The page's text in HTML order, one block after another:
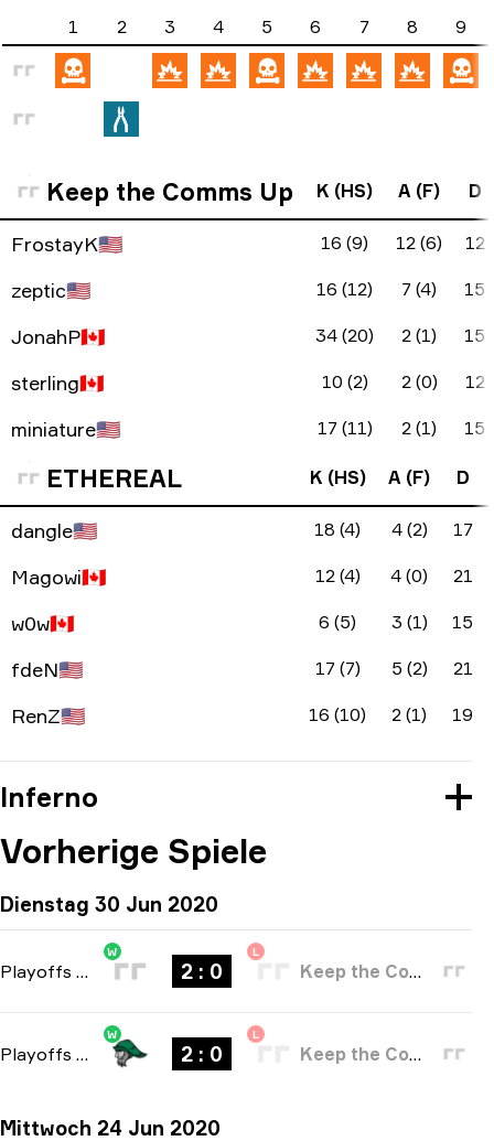
1 2 3 4 5 6 7 8 9
Keep the Comms Up K (HS) A (F) D
FrostayK🇺🇸 16 (9) 12 (6) 12
zeptic🇺🇸 16 (12) 7 (4) 15
JonahP🇨🇦 34 (20) 2 (1) 15
sterling🇨🇦 10 (2) 2 (0) 12
miniature🇺🇸 17 (11) 2 (1) 15
ETHEREAL K (HS) A (F) D
dangle🇺🇸 18 (4) 4 (2) 17
Magowi🇨🇦 12 (4) 4 (0) 21
w0w🇨🇦 6 (5) 3 (1) 15
fdeN🇺🇸 17 (7) 5 (2) 21
RenZ🇺🇸 16 (10) 2 (1) 19
Inferno
Vorherige Spiele
Dienstag 30 Jun 2020
Playoffs bo3
W
2 : 0
L
Keep the Comms Up
Playoffs bo3
W
2 : 0
L
Keep the Comms Up
Mittwoch 24 Jun 2020